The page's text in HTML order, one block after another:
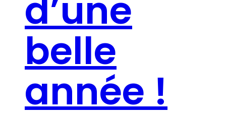
d’une
belle
année !